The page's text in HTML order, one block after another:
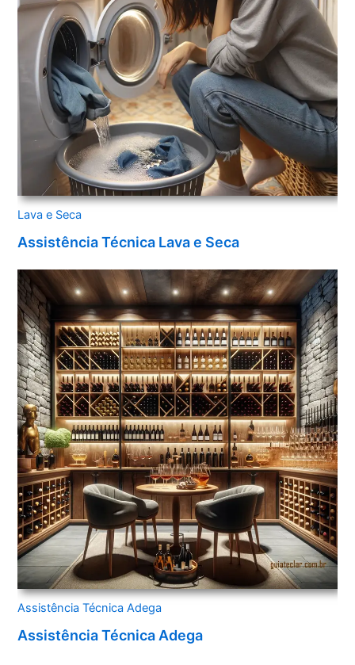
Lava e Seca
Assistência Técnica Lava e Seca
Assistência Técnica Adega
Assistência Técnica Adega